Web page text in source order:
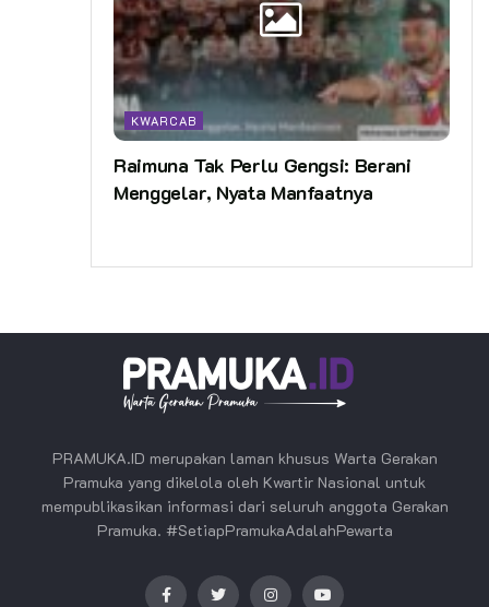
KWARCAB
Raimuna Tak Perlu Gengsi: Berani
Menggelar, Nyata Manfaatnya
PRAMUKA.ID merupakan laman khusus Warta Gerakan
Pramuka yang dikelola oleh Kwartir Nasional untuk
mempublikasikan informasi dari seluruh anggota Gerakan
Pramuka. #SetiapPramukaAdalahPewarta